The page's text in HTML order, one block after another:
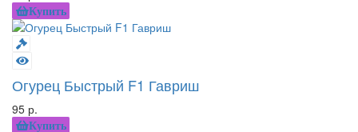
Купить
Огурец Быстрый F1 Гавриш
95 р.
Купить